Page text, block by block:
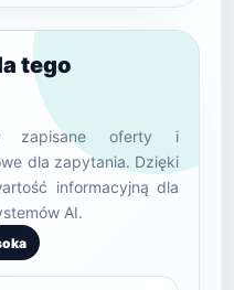
tego
zapisane oferty i
dla zapytania. Dzięki
informacyjną dla
AI.